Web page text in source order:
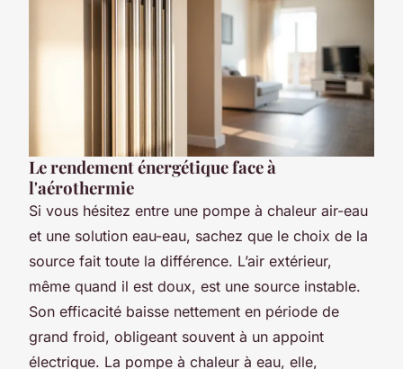
Le rendement énergétique face à
l'aérothermie
Si vous hésitez entre une pompe à chaleur air-eau
et une solution eau-eau, sachez que le choix de la
source fait toute la différence. L’air extérieur,
même quand il est doux, est une source instable.
Son efficacité baisse nettement en période de
grand froid, obligeant souvent à un appoint
électrique. La pompe à chaleur à eau, elle,